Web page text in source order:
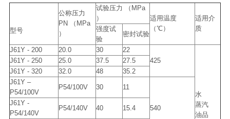
型号
公称压力
PN （MPa
）
试验压力 （MPa
）
适用温度
（℃）
适用介
质
强度试
验
密封试验
J61Y - 200 20.0 30
22
425
水
蒸汽
油品
J61Y - 250 25.0 37.5
27.5
J61Y - 320
32.0 48
35.2
J61Y –
P54/100V
P54/100V 30 11
540
J61Y -
P54/140V
P54/140V 40 15.4